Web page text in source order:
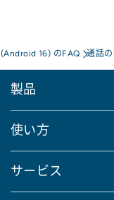
16) のFAQ 通話
製品
使い方
サービス